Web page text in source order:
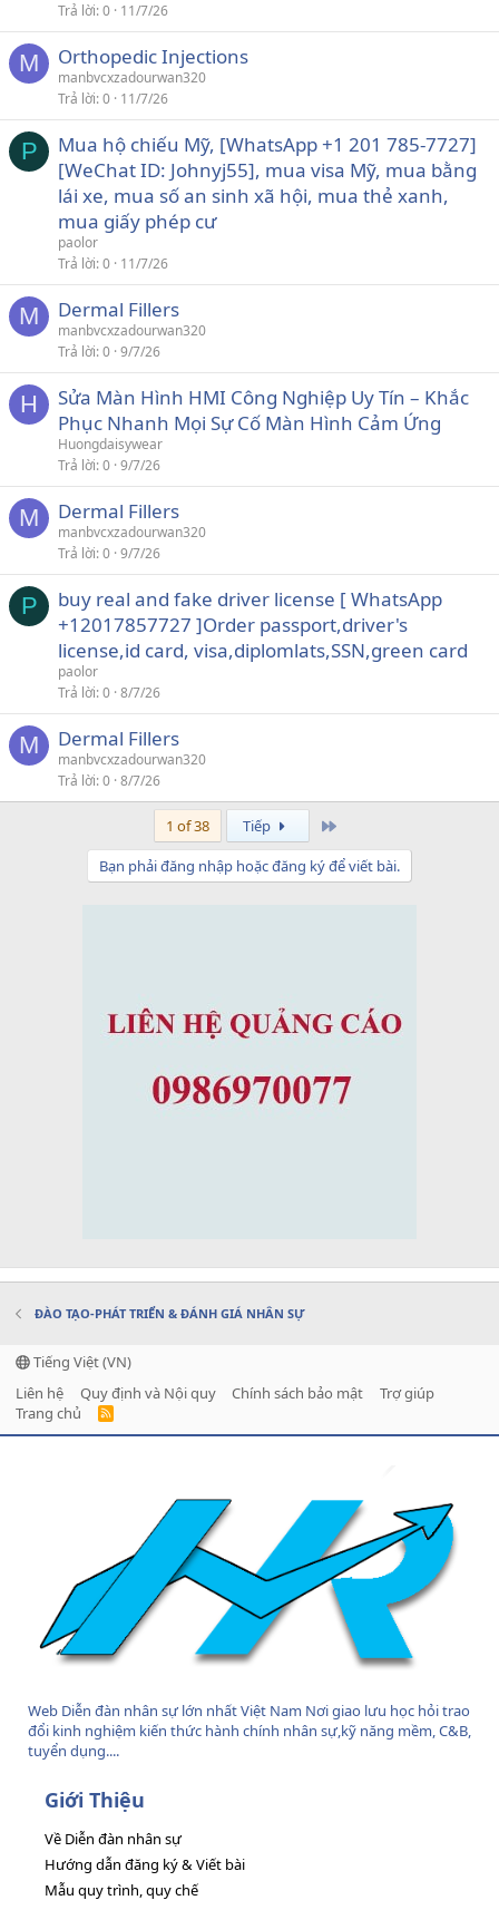
Trả lời 0 11/7/26
M Orthopedic Injections
manbvcxzadourwan320
Trả lời 0 11/7/26
P
Mua hộ chiếu Mỹ, [WhatsApp +1 201 785-7727]
[WeChat ID: Johnyj55], mua visa Mỹ, mua bằng
lái xe, mua số an sinh xã hội, mua thẻ xanh,
mua giấy phép cư
paolor
Trả lời 0 11/7/26
M Dermal Fillers
manbvcxzadourwan320
Trả lời 0 9/7/26
H
Sửa Màn Hình HMI Công Nghiệp Uy Tín – Khắc
Phục Nhanh Mọi Sự Cố Màn Hình Cảm Ứng
Huongdaisywear
Trả lời 0 9/7/26
M Dermal Fillers
manbvcxzadourwan320
Trả lời 0 9/7/26
P
buy real and fake driver license [ WhatsApp
+12017857727 ]Order passport,driver's
license,id card, visa,diplomlats,SSN,green card
paolor
Trả lời 0 8/7/26
M Dermal Fillers
manbvcxzadourwan320
Trả lời 0 8/7/26
1 of 38 Tiếp
Bạn phải đăng nhập hoặc đăng ký để viết bài.
ĐÀO TẠO-PHÁT TRIỂN & ĐÁNH GIÁ NHÂN SỰ
Tiếng Việt (VN)
Liên hệ
Quy định và Nội quy Chính sách bảo mật
Trợ giúp
Trang chủ
R
Web Diễn đàn nhân sự lớn nhất Việt Nam Nơi giao lưu học hỏi trao
đổi kinh nghiệm kiến thức hành chính nhân sự,kỹ năng mềm, C&B,
tuyển dụng....
Giới Thiệu
Về Diễn đàn nhân sự
Hướng dẫn đăng ký & Viết bài
Mẫu quy trình, quy chế